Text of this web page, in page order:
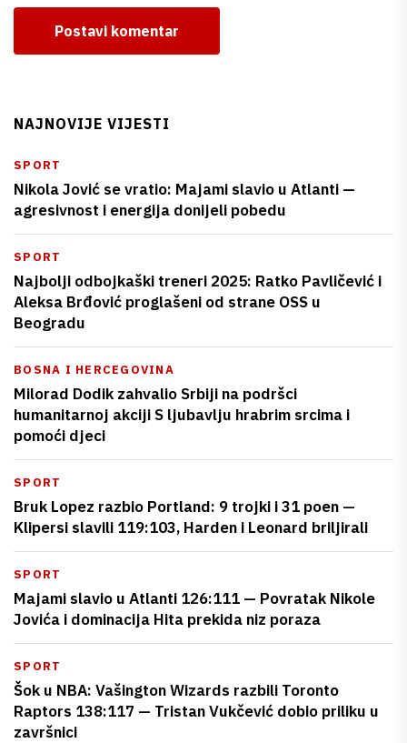
Postavi komentar
NAJNOVIJE VIJESTI
SPORT
Nikola Jović se vratio: Majami slavio u Atlanti —
agresivnost i energija donijeli pobedu
SPORT
Najbolji odbojkaški treneri 2025: Ratko Pavličević i
Aleksa Brđović proglašeni od strane OSS u
Beogradu
BOSNA I HERCEGOVINA
Milorad Dodik zahvalio Srbiji na podršci
humanitarnoj akciji S ljubavlju hrabrim srcima i
pomoći djeci
SPORT
Bruk Lopez razbio Portland: 9 trojki i 31 poen —
Klipersi slavili 119:103, Harden i Leonard briljirali
SPORT
Majami slavio u Atlanti 126:111 — Povratak Nikole
Jovića i dominacija Hita prekida niz poraza
SPORT
Šok u NBA: Vašington Wizards razbili Toronto
Raptors 138:117 — Tristan Vukčević dobio priliku u
završnici